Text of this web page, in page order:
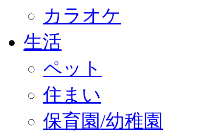
カラオケ
生活
ペット
住まい
保育園/幼稚園